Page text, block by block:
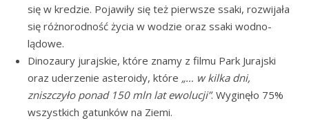
się w kredzie. Pojawiły się też pierwsze ssaki, rozwijała
się różnorodność życia w wodzie oraz ssaki wodno-
lądowe.
Dinozaury jurajskie, które znamy z filmu Park Jurajski
oraz uderzenie asteroidy, które „… w kilka dni,
zniszczyło ponad 150 mln lat ewolucji”. Wyginęło 75%
wszystkich gatunków na Ziemi.